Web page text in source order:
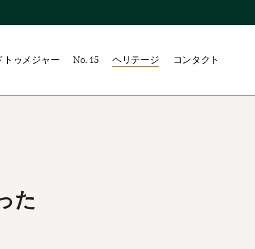
トゥメジャー No. 15 ヘリテージ コンタクト
た